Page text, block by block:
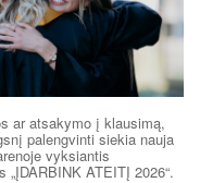
ar atsakymo į klausimą,
palengvinti siekia nauja
vyksiantis
ATEITĮ 2026“.